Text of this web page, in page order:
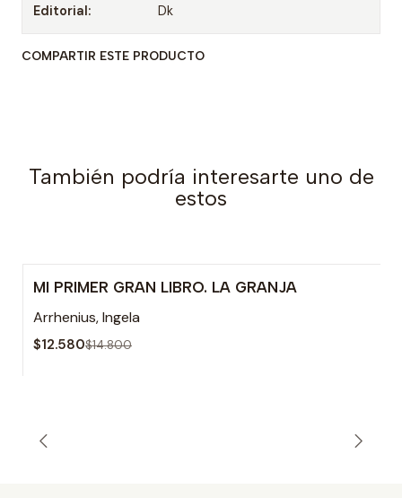
Editorial: Dk
COMPARTIR ESTE PRODUCTO
También podría interesarte uno de
estos
-15% OFF
MI PRIMER GRAN LIBRO. LA GRANJA
Arrhenius, Ingela
$12.580$14.800